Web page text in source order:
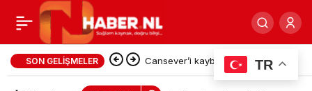
SON GELIŞMELER Cansever’i kaybettik…
“Bebeğimi Öldürmek
İstediler”: Hollanda
0 Paylaş
TR